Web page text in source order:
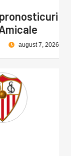
august 7, 2026